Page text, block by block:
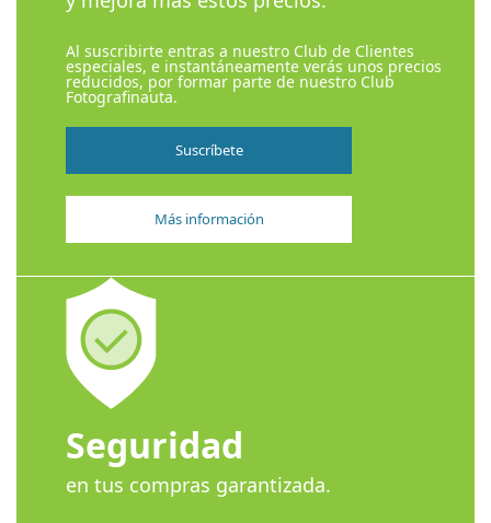
Al suscribirte entras a nuestro Club de Clientes
especiales, e instantáneamente verás unos precios
reducidos, por formar parte de nuestro Club
Fotografinauta.
Suscríbete
Más información
Seguridad
en tus compras garantizada.